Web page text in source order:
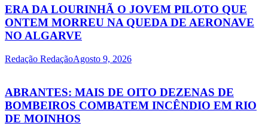
ERA DA LOURINHÃ O JOVEM PILOTO QUE
ONTEM MORREU NA QUEDA DE AERONAVE
NO ALGARVE
Redação RedaçãoAgosto 9, 2026
ABRANTES: MAIS DE OITO DEZENAS DE
BOMBEIROS COMBATEM INCÊNDIO EM RIO
DE MOINHOS